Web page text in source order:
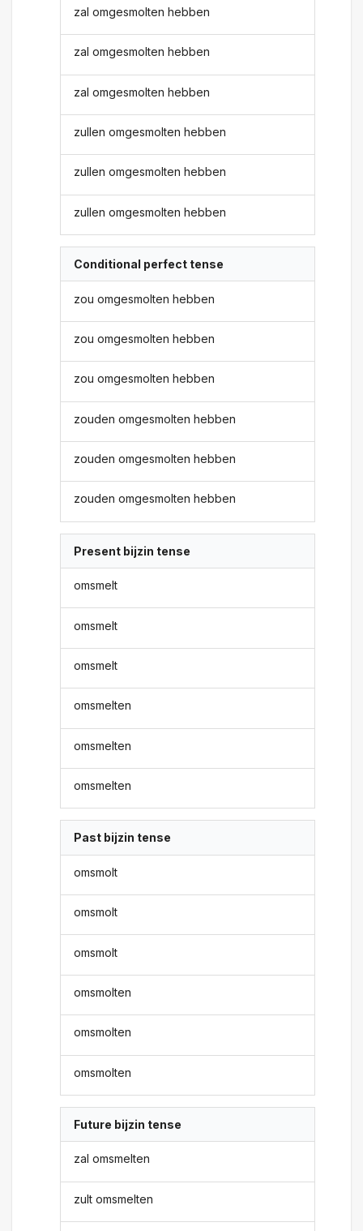
zal omgesmolten hebben
zal omgesmolten hebben
zal omgesmolten hebben
zullen omgesmolten hebben
zullen omgesmolten hebben
zullen omgesmolten hebben
Conditional perfect tense
zou omgesmolten hebben
zou omgesmolten hebben
zou omgesmolten hebben
zouden omgesmolten hebben
zouden omgesmolten hebben
zouden omgesmolten hebben
Present bijzin tense
omsmelt
omsmelt
omsmelt
omsmelten
omsmelten
omsmelten
Past bijzin tense
omsmolt
omsmolt
omsmolt
omsmolten
omsmolten
omsmolten
Future bijzin tense
zal omsmelten
zult omsmelten